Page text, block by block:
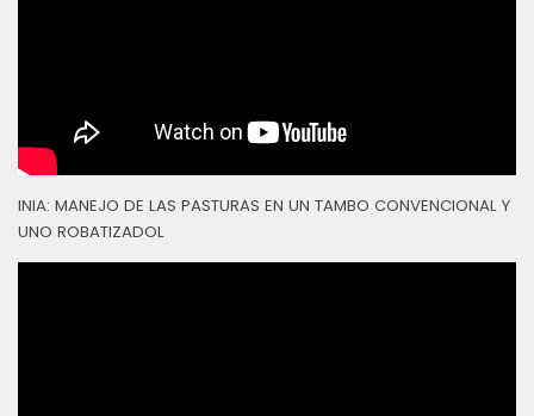
INIA: MANEJO DE LAS PASTURAS EN UN TAMBO CONVENCIONAL Y
UNO ROBATIZADOL